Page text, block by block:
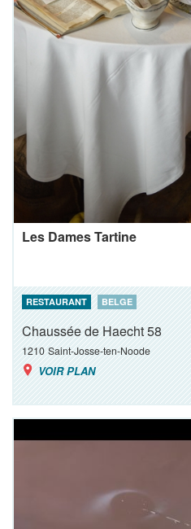
Les Dames Tartine
RESTAURANT BELGE
Chaussée de Haecht 58
1210 Saint-Josse-ten-Noode
VOIR PLAN